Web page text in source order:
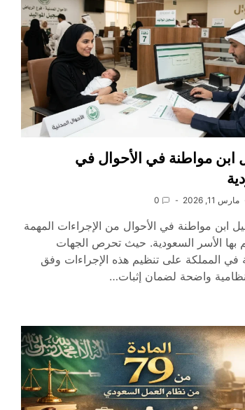
ابن مواطنة في الأحوال في
مارس 11, 2026 0
ابن مواطنة في الأحوال من الإجراءات المهمة
بها الأسر السعودية. حيث تحرص الجهات
في المملكة على تنظيم هذه الإجراءات وفق
واضحة لضمان إثبات…